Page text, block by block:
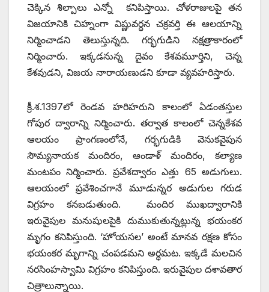
చెక్కిన శిల్పాలు ఎన్నో కనిపిస్తాయి. చోళరాజులపై తన
విజయానికి చిహ్నంగా విష్ణువర్ధన చక్రవర్తి ఈ ఆలయాన్ని
నిర్మించాడని తెలుస్తున్నది. గర్భగుడిని నక్షత్రాకారంలో
నిర్మించారు. ఇక్కడనున్న దైవం కేశవమూర్తిని, చెన్న
కేశవుడని, విజయ నారాయణుడని కూడా వ్యవహరిస్తారు.
క్రీ.శ.1397లో రెండవ హరిహరుని కాలంలో ఏడంతస్తుల
గోపుర ద్వారాన్ని నిర్మించారు. తర్వాత కాలంలో చెన్నకేశవ
ఆలయం ప్రాంగణంలోనే, గర్భగుడికి వెనుకవైపున
సౌమ్యనాయక మందిరం, ఆండాళ్‌ ‌మందిరం, కల్యాణ
మంటపం నిర్మించారు. ప్రవేశద్వారం ఎత్తు 65 అడుగులు.
ఆలయంలో ప్రవేశించగానే మూడున్నర అడుగుల గరుడ
విగ్రహం కనబడుతుంది. మందిర ముఖద్వారానికి
ఇరువైపుల మనుషులపైకి దుముకుతున్నట్లున్న భయంకర
మృగం కనిపిస్తుంది. ‘హోయసల’ అంటే మానవ రక్షణ కోసం
భయంకర మృగాన్ని చంపడమని అర్థమట. ఇక్కడే మలచిన
నరసింహస్వామి విగ్రహం కనిపిస్తుంది. ఇరువైపుల దశావతార
చిత్రాలున్నాయి.